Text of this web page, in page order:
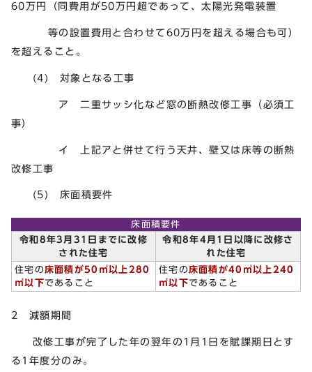
60万円（同費用が50万円超であって、太陽光発電装置
等の設置費用と合わせて60万円を超える場合も可）
を超えること。
(4) 対象となる工事
ア 二重サッシ化など窓の断熱改修工事（必須工
事）
イ 上記アと併せて行う天井、壁又は床等の断熱
改修工事
(5) 床面積要件
床面積要件
令和8年3月31日までに改修
された住宅
令和8年4月1日以降に改修さ
れた住宅
住宅の床面積が50㎡以上280
㎡以下 であること
住宅の床面積が40㎡以上240
㎡以下 であること
2 減額期間
改修工事が完了した年の翌年の1月1日を賦課期日とす
る1年度分のみ。